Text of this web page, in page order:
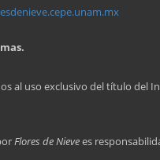
al uso exclusivo del título del
Flores de Nievees